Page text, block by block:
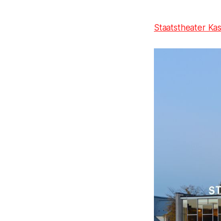
Staatstheater